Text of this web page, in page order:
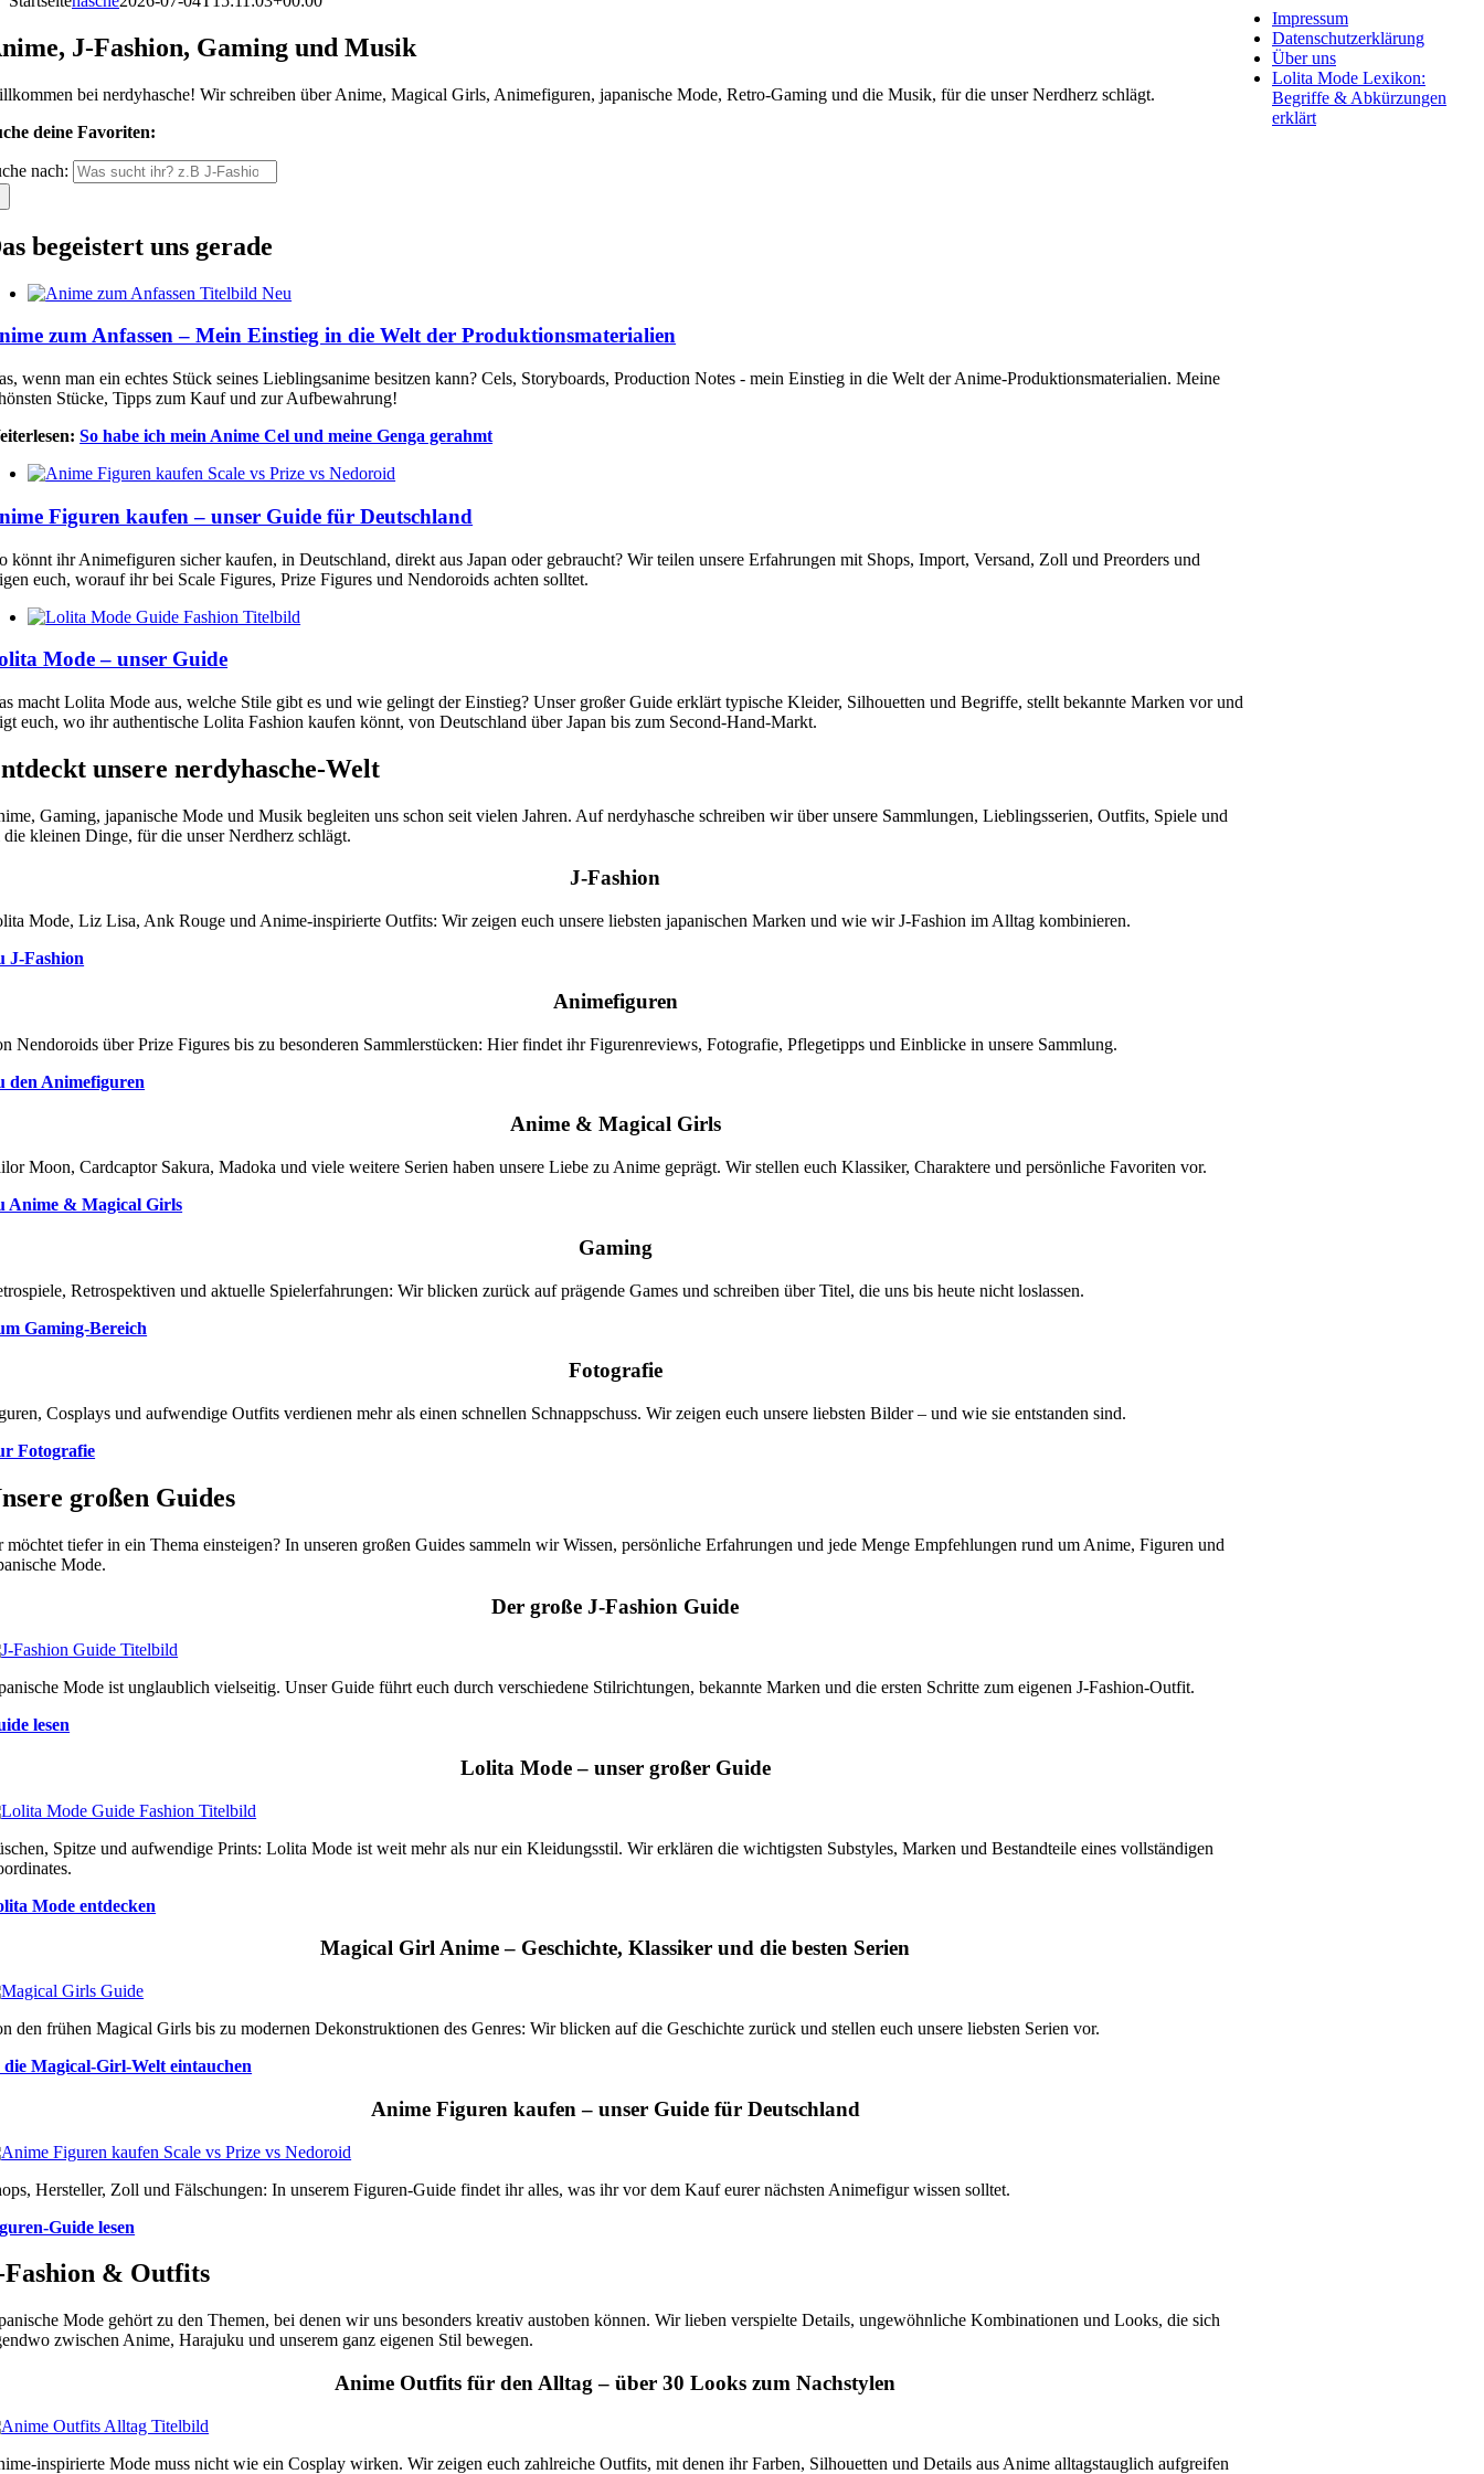
J-Fashion, Gaming und Musik
bei nerdyhasche! Wir schreiben über Anime, Magical Girls, Animefiguren, japanische Mode, Retro-Gaming und die Musik, für die unser Nerdherz schlägt.
deine Favoriten:
nach:
begeistert uns gerade
zum Anfassen – Mein Einstieg in die Welt der Produktionsmaterialien
wenn man ein echtes Stück seines Lieblingsanime besitzen kann? Cels, Storyboards, Production Notes - mein Einstieg in die Welt der Anime-Produktionsmaterialien. Meine
Stücke, Tipps zum Kauf und zur Aufbewahrung!
So habe ich mein Anime Cel und meine Genga gerahmt
Figuren kaufen – unser Guide für Deutschland
könnt ihr Animefiguren sicher kaufen, in Deutschland, direkt aus Japan oder gebraucht? Wir teilen unsere Erfahrungen mit Shops, Import, Versand, Zoll und Preorders und
euch, worauf ihr bei Scale Figures, Prize Figures und Nendoroids achten solltet.
Mode – unser Guide
macht Lolita Mode aus, welche Stile gibt es und wie gelingt der Einstieg? Unser großer Guide erklärt typische Kleider, Silhouetten und Begriffe, stellt bekannte Marken vor und
euch, wo ihr authentische Lolita Fashion kaufen könnt, von Deutschland über Japan bis zum Second-Hand-Markt.
unsere nerdyhasche-Welt
Gaming, japanische Mode und Musik begleiten uns schon seit vielen Jahren. Auf nerdyhasche schreiben wir über unsere Sammlungen, Lieblingsserien, Outfits, Spiele und
die kleinen Dinge, für die unser Nerdherz schlägt.
J-Fashion
Mode, Liz Lisa, Ank Rouge und Anime-inspirierte Outfits: Wir zeigen euch unsere liebsten japanischen Marken und wie wir J-Fashion im Alltag kombinieren.
J-Fashion
Animefiguren
Nendoroids über Prize Figures bis zu besonderen Sammlerstücken: Hier findet ihr Figurenreviews, Fotografie, Pflegetipps und Einblicke in unsere Sammlung.
den Animefiguren
Anime & Magical Girls
Moon, Cardcaptor Sakura, Madoka und viele weitere Serien haben unsere Liebe zu Anime geprägt. Wir stellen euch Klassiker, Charaktere und persönliche Favoriten vor.
Anime & Magical Girls
Gaming
Retrospektiven und aktuelle Spielerfahrungen: Wir blicken zurück auf prägende Games und schreiben über Titel, die uns bis heute nicht loslassen.
Gaming-Bereich
Fotografie
Cosplays und aufwendige Outfits verdienen mehr als einen schnellen Schnappschuss. Wir zeigen euch unsere liebsten Bilder – und wie sie entstanden sind.
Fotografie
großen Guides
möchtet tiefer in ein Thema einsteigen? In unseren großen Guides sammeln wir Wissen, persönliche Erfahrungen und jede Menge Empfehlungen rund um Anime, Figuren und
Mode.
Der große J-Fashion Guide
Mode ist unglaublich vielseitig. Unser Guide führt euch durch verschiedene Stilrichtungen, bekannte Marken und die ersten Schritte zum eigenen J-Fashion-Outfit.
lesen
Lolita Mode – unser großer Guide
Spitze und aufwendige Prints: Lolita Mode ist weit mehr als nur ein Kleidungsstil. Wir erklären die wichtigsten Substyles, Marken und Bestandteile eines vollständigen
Mode entdecken
Magical Girl Anime – Geschichte, Klassiker und die besten Serien
den frühen Magical Girls bis zu modernen Dekonstruktionen des Genres: Wir blicken auf die Geschichte zurück und stellen euch unsere liebsten Serien vor.
Magical-Girl-Welt eintauchen
Anime Figuren kaufen – unser Guide für Deutschland
Hersteller, Zoll und Fälschungen: In unserem Figuren-Guide findet ihr alles, was ihr vor dem Kauf eurer nächsten Animefigur wissen solltet.
Guide lesen
Fashion & Outfits
Mode gehört zu den Themen, bei denen wir uns besonders kreativ austoben können. Wir lieben verspielte Details, ungewöhnliche Kombinationen und Looks, die sich
zwischen Anime, Harajuku und unserem ganz eigenen Stil bewegen.
Anime Outfits für den Alltag – über 30 Looks zum Nachstylen
inspirierte Mode muss nicht wie ein Cosplay wirken. Wir zeigen euch zahlreiche Outfits, mit denen ihr Farben, Silhouetten und Details aus Anime alltagstauglich aufgreifen
Impressum
Datenschutzerklärung
Über uns
Lolita Mode Lexikon:
Begriffe & Abkürzungen
erklärt